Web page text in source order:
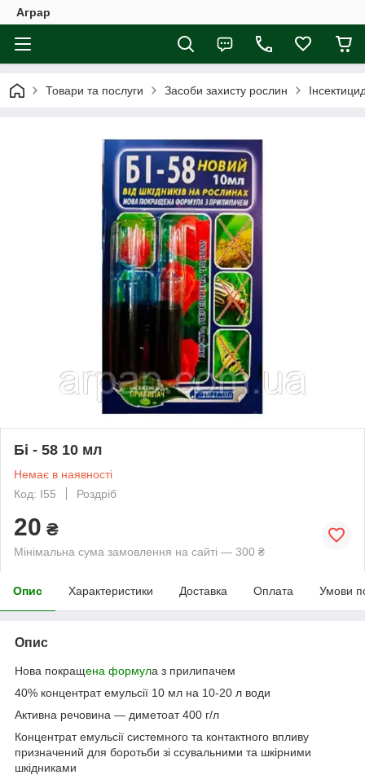
Аграр
Товари та послуги Засоби захисту рослин
Бі - 58 10 мл
Немає в наявності
Код: I55
Роздріб
20 ₴
Мінімальна сума замовлення на сайті — 300 ₴
Опис Характеристики Доставка Оплата Умови
Опис
Нова покращена формула з прилипачем
40% концентрат емульсії 10 мл на 10-20 л води
Активна речовина — диметоат 400 г/л
Концентрат емульсії системного та контактного впливу
призначений для боротьби зі ссувальними та шкірними
шкідниками